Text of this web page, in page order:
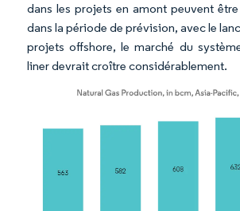
dans les projets en amont peuvent
dans la période de prévision, avec le
projets offshore, le marché du
liner devrait croître considérablement.